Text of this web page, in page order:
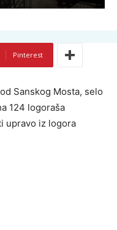
Pinterest
Sanskog Mosta, selo
124 logoraša
upravo iz logora